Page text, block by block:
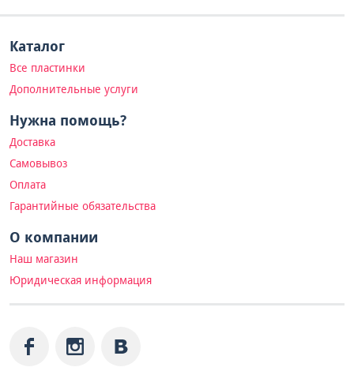
Каталог
Все пластинки
Дополнительные услуги
Нужна помощь?
Доставка
Самовывоз
Оплата
Гарантийные обязательства
О компании
Наш магазин
Юридическая информация